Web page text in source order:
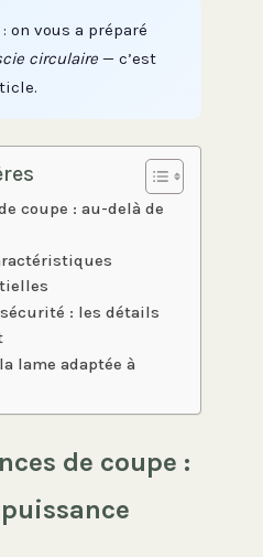
: on vous a préparé
circulaire — c’est
coupe : au-delà de
: les détails
lame adaptée à
de coupe :